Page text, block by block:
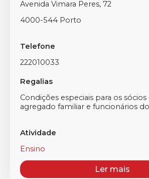
Avenida Vimara Peres, 72
4000-544 Porto
Telefone
222010033
Regalias
Condições especiais para os
agregado familiar e funcionários do
Atividade
Ensino
Ler mais